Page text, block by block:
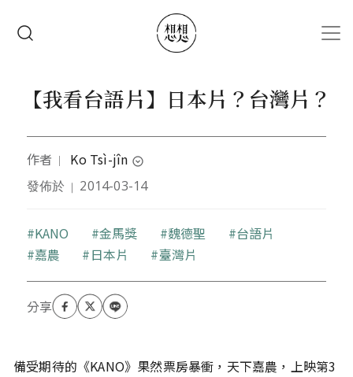
【我看台語片】日本片？台灣片？
作者 ｜ Ko Tsì-jîn expand_circle_down
本文作者主修文學，從小講台語長大的台語人，愛聽
興國，全面綠化。
發佈於 ｜ 2014-03-14
關鍵字
KANO 金馬獎 魏德聖
台語片
嘉農
日本片 臺灣片
備受期待的《KANO》果然票房暴衝，天下嘉農，上映第3